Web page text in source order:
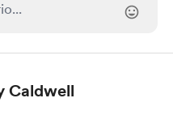
Caldwell